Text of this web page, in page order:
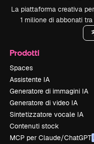
La piattaforma creativa
1 milione di abbonati
Prodotti
Spaces
Assistente IA
Generatore di immagini IA
Generatore di video IA
Sintetizzatore vocale IA
Contenuti stock
MCP per Claude/ChatGPT